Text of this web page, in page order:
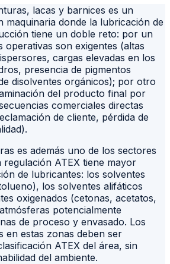
lacas y barnices es un
maquinaria donde la lubricación de
tiene un doble reto: por un
operativas son exigentes (altas
cargas elevadas en los
presencia de pigmentos
disolventes orgánicos); por otro
del producto final por
comerciales directas
de cliente, pérdida de
es además uno de los sectores
regulación ATEX tiene mayor
de lubricantes: los solventes
los solventes alifáticos
oxigenados (cetonas, acetatos,
potencialmente
de proceso y envasado. Los
en estas zonas deben ser
ATEX del área, sin
del ambiente.